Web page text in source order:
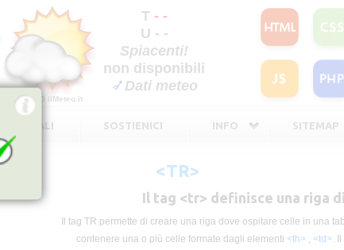
T - -
U - -
Spiacenti!
non disponibili
Dati meteo
©2026 ilMeteo.it
LEGALI SOSTIENICI INFO SITEMAP
<TR>
Il tag <tr> definisce una riga
Il tag TR permette di creare una riga dove ospitare celle in una
contenere una o più celle formate dagli elementi <th>, <td>. Il